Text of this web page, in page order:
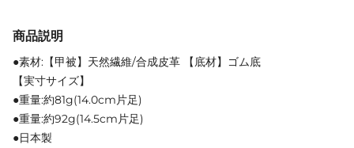
商品説明
●素材:【甲被】天然繊維/合成皮革 【底材】ゴム底
【実寸サイズ】
●重量:約81g(14.0cm片足)
●重量:約92g(14.5cm片足)
●日本製